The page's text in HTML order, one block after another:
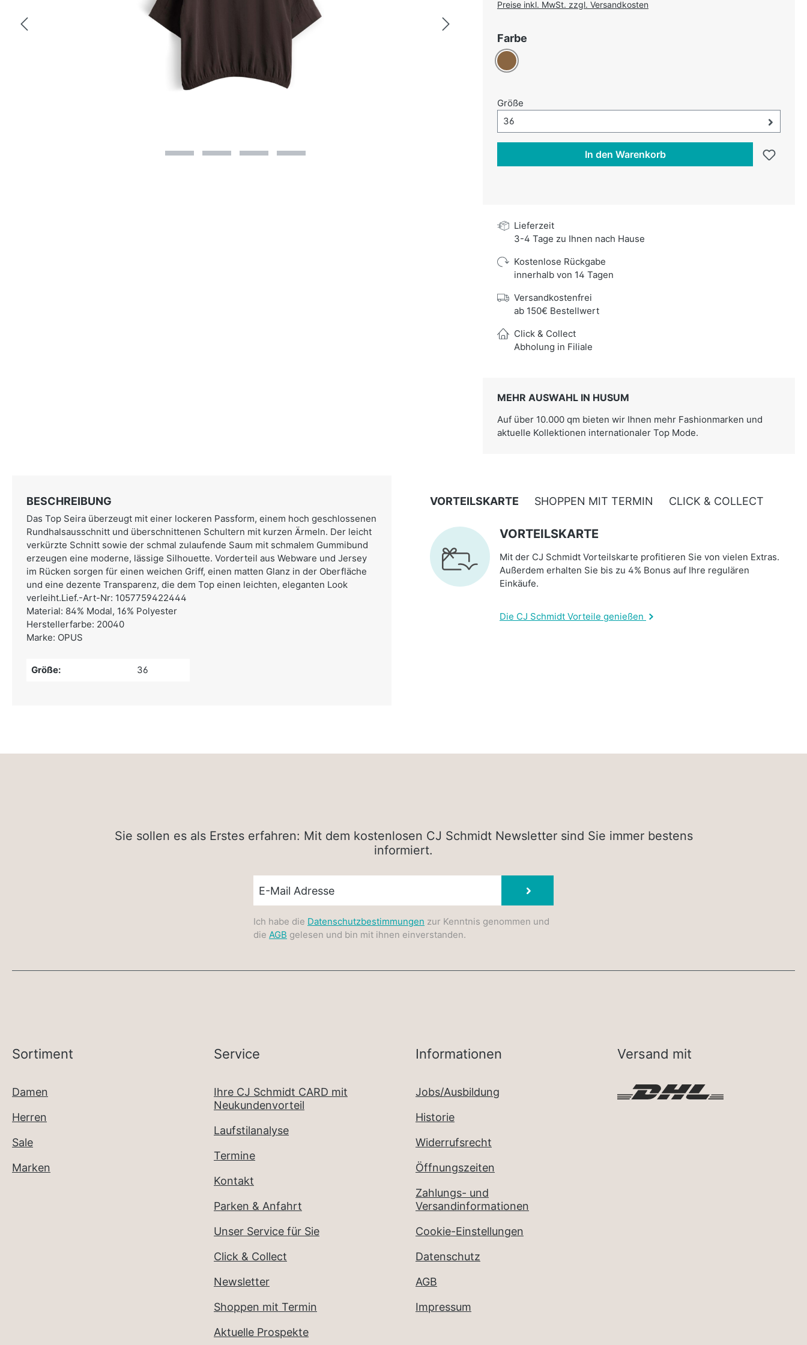
Preise inkl. MwSt. zzgl. Versandkosten
Farbe
Braun
Größe
Größe-Auswahl öffnen, aktuell ausgewählt:
36
In den Warenkorb
Lieferzeit
3-4 Tage zu Ihnen nach Hause
Kostenlose Rückgabe
innerhalb von 14 Tagen
Versandkostenfrei
ab 150€ Bestellwert
Click & Collect
Abholung in Filiale
MEHR AUSWAHL IN HUSUM
Auf über 10.000 qm bieten wir Ihnen mehr Fashionmarken und
aktuelle Kollektionen internationaler Top Mode.
BESCHREIBUNG
Das Top Seira überzeugt mit einer lockeren Passform, einem hoch geschlossenen
Rundhalsausschnitt und überschnittenen Schultern mit kurzen Ärmeln. Der leicht
verkürzte Schnitt sowie der schmal zulaufende Saum mit schmalem Gummibund
erzeugen eine moderne, lässige Silhouette. Vorderteil aus Webware und Jersey
im Rücken sorgen für einen weichen Griff, einen matten Glanz in der Oberfläche
und eine dezente Transparenz, die dem Top einen leichten, eleganten Look
verleiht.Lief.-Art-Nr: 1057759422444
Material: 84% Modal, 16% Polyester
Herstellerfarbe: 20040
Marke: OPUS
Größe: 36
VORTEILSKARTE SHOPPEN MIT TERMIN CLICK & COLLECT
VORTEILSKARTE
Mit der CJ Schmidt Vorteilskarte profitieren Sie von vielen Extras.
Außerdem erhalten Sie bis zu 4% Bonus auf Ihre regulären
Einkäufe.
Die CJ Schmidt Vorteile genießen
Sie sollen es als Erstes erfahren: Mit dem kostenlosen CJ Schmidt Newsletter sind Sie immer bestens
informiert.
Ich habe die Datenschutzbestimmungen zur Kenntnis genommen und
die AGB gelesen und bin mit ihnen einverstanden.
Sortiment
Damen
Herren
Sale
Marken
Service
Ihre CJ Schmidt CARD mit
Neukundenvorteil
Laufstilanalyse
Termine
Kontakt
Parken & Anfahrt
Unser Service für Sie
Click & Collect
Newsletter
Shoppen mit Termin
Aktuelle Prospekte
Informationen
Jobs/Ausbildung
Historie
Widerrufsrecht
Öffnungszeiten
Zahlungs- und
Versandinformationen
Cookie-Einstellungen
Datenschutz
AGB
Impressum
Versand mit